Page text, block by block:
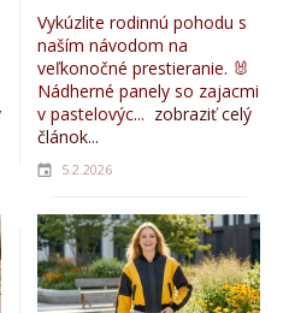
Vykúzlite rodinnú pohodu s
naším návodom na
veľkonočné prestieranie. 🐰
Nádherné panely so zajacmi
v pastelovýc... zobraziť celý
článok...
5.2.2026